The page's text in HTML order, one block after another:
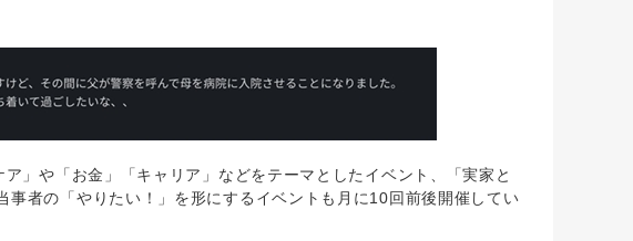
」や「お金」「キャリア」などをテーマとしたイベント、「実家と
者の「やりたい！」を形にするイベントも月に10回前後開催してい